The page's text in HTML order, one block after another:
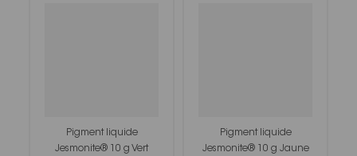
Pigment liquide
Jesmonite® 10 g Vert
Pigment liquide
Jesmonite® 10 g Jaune